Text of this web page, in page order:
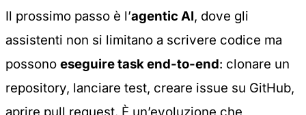
Il prossimo passo è l’agentic AI, dove gli
assistenti non si limitano a scrivere codice ma
possono eseguire task end-to-end: clonare un
repository, lanciare test, creare issue su GitHub,